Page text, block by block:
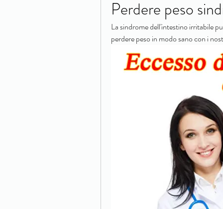
Perdere peso
La sindrome dell'intestino irritabile
perdere peso in modo sano con i